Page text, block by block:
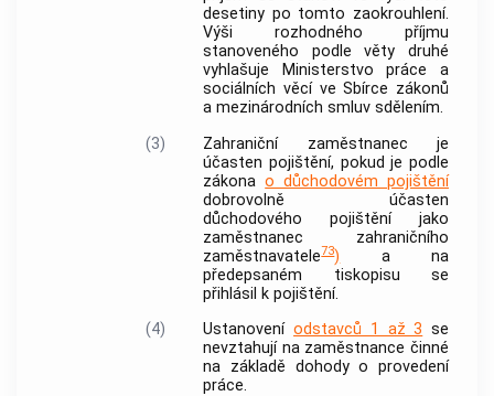
desetiny po tomto zaokrouhlení.
Výši rozhodného příjmu
stanoveného podle věty druhé
vyhlašuje Ministerstvo práce a
sociálních věcí ve Sbírce zákonů
a mezinárodních smluv sdělením.
(3)
Zahraniční zaměstnanec je
účasten pojištění, pokud je podle
zákonao důchodovém pojištění
dobrovolně účasten
důchodového pojištění jako
zaměstnanec zahraničního
zaměstnavatele73) a na
předepsaném tiskopisu se
přihlásil k pojištění.
(4)
Ustanoveníodstavců 1 až 3 se
nevztahují na zaměstnance činné
na základě dohody o provedení
práce.